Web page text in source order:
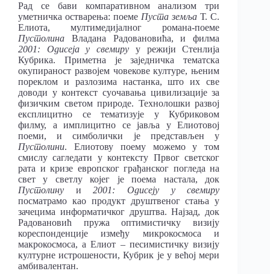
Рад се бави компаративном анализом три
уметничка остварења: поеме Пуста земљаТ. С.
Елиота, мултимедијалног романа-поеме
Пустолина Владана Радовановића, и филма
2001: Одисеја у свемиру у режији Стенлија
Кубрика. Приметна је заједничка тематска
окупираност развојем човекове културе, њеним
пореклом и разлозима настанка, што их све
доводи у контекст суочавања цивилизације за
физичким светом природе. Технолошки развој
експлицитно се тематизује у Кубриковом
филму, а имплицитно се јавља у Елиотовој
поеми, и симболички је представљен у
Пустолини. Елиотову поему можемо у том
смислу сагледати у контексту Првог светског
рата и кризе европског грађанског погледа на
свет у светлу којег је поема настала, док
Пустолину и2001: Одисеју у свемиру
посматрамо као продукт друштвеног стања у
зачецима информатичког друштва. Најзад, док
Радовановић пружа оптимистичку визију
кореспонденције између микрокосмоса и
макрокосмоса, а Елиот – песимистичку визију
културне истрошености, Кубрик је у већој мери
амбивалентан.